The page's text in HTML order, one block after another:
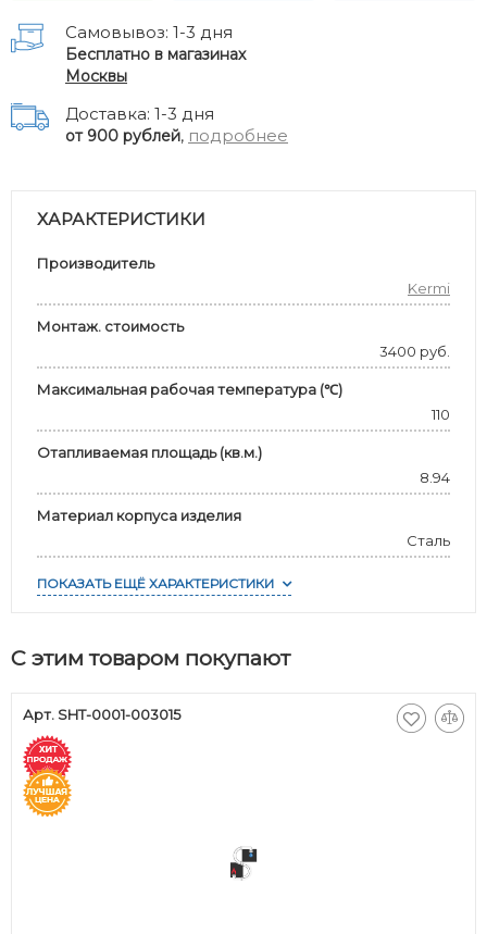
Самовывоз: 1-3 дня
Бесплатно в магазинах
Москвы
Доставка: 1-3 дня
от 900 рублей, подробнее
ХАРАКТЕРИСТИКИ
Производитель
Kermi
Монтаж. стоимость
3400 руб.
Максимальная рабочая температура (℃)
110
Отапливаемая площадь (кв.м.)
8.94
Материал корпуса изделия
Сталь
ПОКАЗАТЬ ЕЩЁ ХАРАКТЕРИСТИКИ
С этим товаром покупают
Арт. SHT-0001-003015